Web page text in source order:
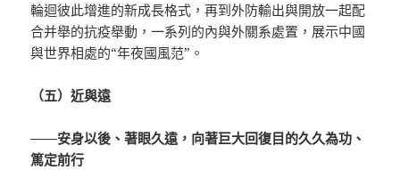
輪迴彼此增進的新成長格式，再到外防輸出與開放一起配
合并舉的抗疫舉動，一系列的內與外關系處置，展示中國
與世界相處的“年夜國風范”。
（五）近與遠
——安身以後、著眼久遠，向著巨大回復目的久久為功、
篤定前行